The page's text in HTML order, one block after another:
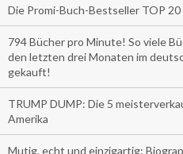
Die Promi-Buch-Bestseller TOP 20
794 Bücher pro Minute! So viele
den letzten drei Monaten im
gekauft!
TRUMP DUMP: Die 5
Amerika
Mutig, echt und einzigartig: